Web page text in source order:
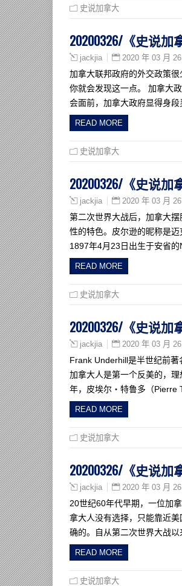
史说加拿大
20200326/《史说
jackjia 2020 年 03 月 26
加拿大联邦政府的外交政策
你就会发现这一点。 加拿大
会面前，加拿大政府显得身
READ MORE
史说加拿大
20200326/《史说
jackjia 2020 年 03 月 26
第二次世界大战后，加拿大
性的特色。皮尔逊的昵称是
1897年4月23日出生于安省
READ MORE
史说加拿大
20200326/《史说
jackjia 2020 年 03 月 26
Frank Underhill是半世纪前著
加拿大人是第一个反美的，
年，皮埃尔・特鲁多（Pierre
READ MORE
史说加拿大
20200326/《史说
jackjia 2020 年 03 月 26
20世纪60年代早期，一位加
拿大人没有选择，只能靠近
确的。自从第二次世界大战
READ MORE
史说加拿大